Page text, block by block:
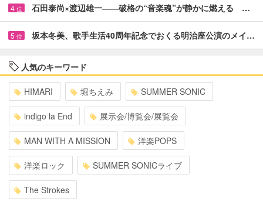
4 位 石田泰尚×渡辺雄一――破格の“音楽魂”が静かに燃える …
5 位 坂本冬美、歌手生活40周年記念でおくる明治座公演のメイ…
人気のキーワード
HIMARI 堀ちえみ SUMMER SONIC
indigo la End 展示会/博覧会/展覧会
MAN WITH A MISSION 洋楽POPS
洋楽ロック SUMMER SONICライブ
The Strokes